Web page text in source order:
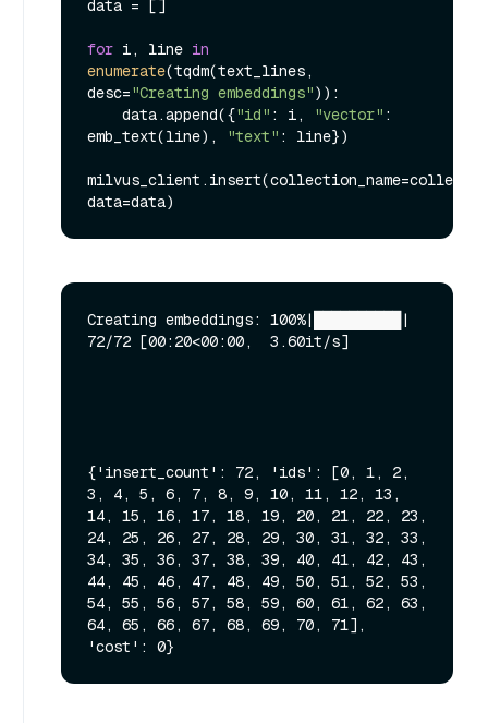
data = []
for i, line in
enumerate(tqdm(text_lines,
desc="Creating embeddings")):
    data.append({
"id" : i, "vector" :
emb_text(line),
"text" : line})
Creating embeddings: 100%|██████████|
72/72 [00:20<00:00,  3.60it/s]
{'insert_count': 72, 'ids': [0, 1, 2,
3, 4, 5, 6, 7, 8, 9, 10, 11, 12, 13,
14, 15, 16, 17, 18, 19, 20, 21, 22, 23,
24, 25, 26, 27, 28, 29, 30, 31, 32, 33,
34, 35, 36, 37, 38, 39, 40, 41, 42, 43,
44, 45, 46, 47, 48, 49, 50, 51, 52, 53,
54, 55, 56, 57, 58, 59, 60, 61, 62, 63,
64, 65, 66, 67, 68, 69, 70, 71],